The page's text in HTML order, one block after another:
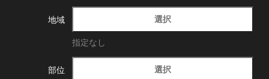
地域 選択
指定なし
部位 選択